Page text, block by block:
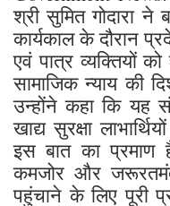
श्री सुमित गोदारा
कार्यकाल के दौरान
एवं पात्र व्यक्तियों
सामाजिक न्याय की
उन्होंने कहा कि यह
खाद्य सुरक्षा
इस बात का
कमजोर और
पहुंचाने के लिए पूरी